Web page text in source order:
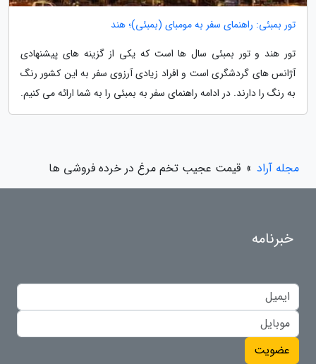
تور بمبئی: راهنمای سفر به مومبای (بمبئی)؛ هند
تور هند و تور بمبئی سال ها است که یکی از گزینه های پیشنهادی
آژانس های گردشگری است و افراد زیادی آرزوی سفر به این کشور رنگ
به رنگ را دارند. در ادامه راهنمای سفر به بمبئی را به شما ارائه می کنیم.
مجله آراد » قیمت عجیب تخم مرغ در خرده فروشی ها
خبرنامه
عضویت